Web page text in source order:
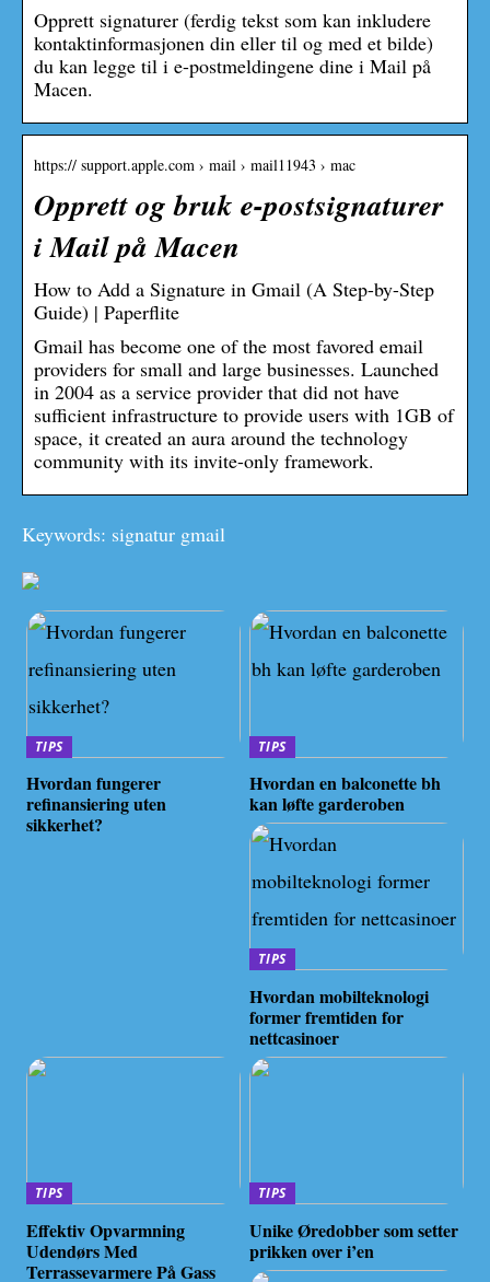
Opprett signaturer (ferdig tekst som kan inkludere
kontaktinformasjonen din eller til og med et bilde)
du kan legge til i e-postmeldingene dine i Mail på
Macen.
https:// support.apple.com › mail › mail11943 › mac
Opprett og bruk e-postsignaturer
i Mail på Macen
How to Add a Signature in Gmail (A Step-by-Step
Guide) | Paperflite
Gmail has become one of the most favored email
providers for small and large businesses. Launched
in 2004 as a service provider that did not have
sufficient infrastructure to provide users with 1GB of
space, it created an aura around the technology
community with its invite-only framework.
Keywords: signatur gmail
TIPS
Hvordan fungerer
refinansiering uten
sikkerhet?
TIPS
Hvordan en balconette bh
kan løfte garderoben
TIPS
Hvordan mobilteknologi
former fremtiden for
nettcasinoer
TIPS
Effektiv Opvarmning
Udendørs Med
Terrassevarmere På Gass
TIPS
Unike Øredobber som setter
prikken over i’en